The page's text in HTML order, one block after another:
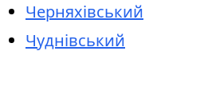
Черняхівський
Чуднівський